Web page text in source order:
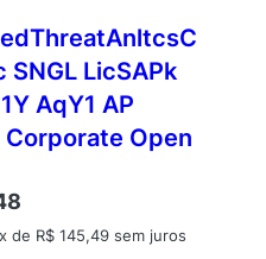
LicSAPk
AqY1 AP
Corporate Open
de R$145,49sem juros